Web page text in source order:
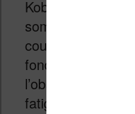
Kobo a
sombre qui
couleurs et de
fond noir – c’est
l’obscurité
fatiguer les yeux.